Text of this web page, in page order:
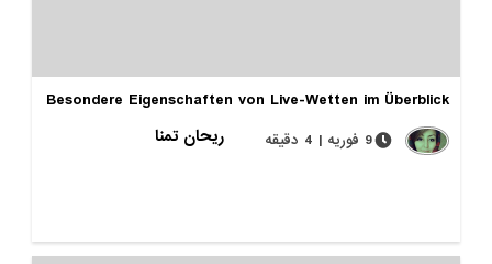
Besondere Eigenschaften von Live-Wetten im Überblick
ریحان تمنا
9 فوریه | 4 دقیقه